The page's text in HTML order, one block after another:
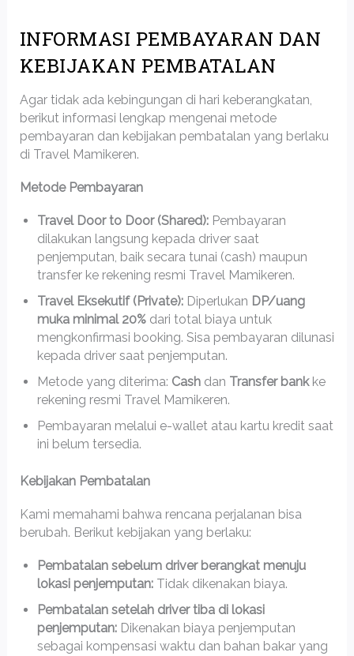
INFORMASI PEMBAYARAN DAN
KEBIJAKAN PEMBATALAN
Agar tidak ada kebingungan di hari keberangkatan,
berikut informasi lengkap mengenai metode
pembayaran dan kebijakan pembatalan yang berlaku
di Travel Mamikeren.
Metode Pembayaran
Travel Door to Door (Shared):Pembayaran
dilakukan langsung kepada driver saat
penjemputan, baik secara tunai (cash) maupun
transfer ke rekening resmi Travel Mamikeren.
Travel Eksekutif (Private):Diperlukan DP/uang
muka minimal 20%dari total biaya untuk
mengkonfirmasi booking. Sisa pembayaran dilunasi
kepada driver saat penjemputan.
Metode yang diterima: Cashdan Transfer bankke
rekening resmi Travel Mamikeren.
Pembayaran melalui e-wallet atau kartu kredit saat
ini belum tersedia.
Kebijakan Pembatalan
Kami memahami bahwa rencana perjalanan bisa
berubah. Berikut kebijakan yang berlaku:
Pembatalan sebelum driver berangkat menuju
lokasi penjemputan:Tidak dikenakan biaya.
Pembatalan setelah driver tiba di lokasi
penjemputan:Dikenakan biaya penjemputan
sebagai kompensasi waktu dan bahan bakar yang